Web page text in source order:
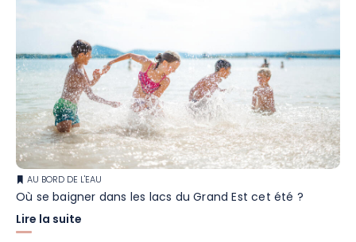
AU BORD DE L'EAU
Où se baigner dans les lacs du Grand Est cet été ?
Lire la suite